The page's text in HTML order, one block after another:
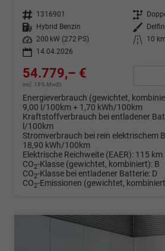
Fahrzeugnr. 1316901 Getriebe
Kraftstoff
Hybrid Benzin Außenfarbe
Leistung
200 kW (272 PS) Kilometerstand
10
14.04.2026
54.779,– €
incl. 19% MwSt.
Energieverbrauch (gewichtet,
9,00 l/100km + 1,70 kWh/100km
Kraftstoffverbrauch bei entladener
l/100km
Stromverbrauch bei rein elektrischem
18,90 kWh/100km
Elektrische Reichweite (EAER): 115 km
CO2-Klasse (gewichtet, kombiniert): B
CO2-Klasse bei entladener Batterie: D
CO2-Emissionen (gewichtet,